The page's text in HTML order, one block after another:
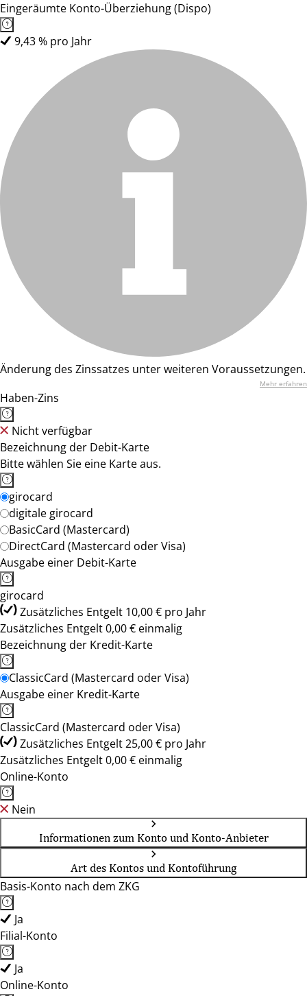
Eingeräumte Konto-Überziehung (Dispo)
9,43 % pro Jahr
Änderung des Zinssatzes unter weiteren Voraussetzungen.
Mehr erfahren
Haben-Zins
Nicht verfügbar
Bezeichnung der Debit-Karte
Bitte wählen Sie eine Karte aus.
girocard
digitale girocard
BasicCard (Mastercard)
DirectCard (Mastercard oder Visa)
Ausgabe einer Debit-Karte
girocard
Zusätzliches Entgelt 10,00 € pro Jahr
Zusätzliches Entgelt 0,00 € einmalig
Bezeichnung der Kredit-Karte
ClassicCard (Mastercard oder Visa)
Ausgabe einer Kredit-Karte
ClassicCard (Mastercard oder Visa)
Zusätzliches Entgelt 25,00 € pro Jahr
Zusätzliches Entgelt 0,00 € einmalig
Online-Konto
Nein
Informationen zum Konto und Konto-Anbieter
Art des Kontos und Kontoführung
Basis-Konto nach dem ZKG
Ja
Filial-Konto
Ja
Online-Konto